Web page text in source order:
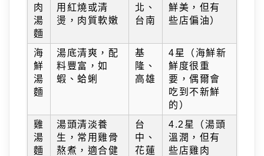
肉
湯
麵
用紅燒或清
燙，肉質軟嫩
北、
台南
鮮美，但有
些店偏油）
海
鮮
湯
麵
湯底清爽，配
料豐富，如
蝦、蛤蜊
基
隆、
高雄
4星（海鮮新
鮮度很重
要，偶爾會
吃到不新鮮
的）
雞
湯
麵
湯頭清淡養
生，常用雞骨
熬煮，適合健
台
中、
花蓮
4.2星（湯頭
溫潤，但有
些店雞肉